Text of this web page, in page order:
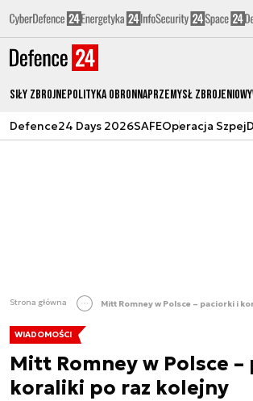
Siły zbrojnePolityka obronnaPrzemysł Zbrojeniowy
Defence24 Days 2026SAFEOperacja Szpej
Strona główna Mitt Romney w Polsce – paciorki i
WIADOMOŚCI
Mitt Romney w Polsce –
koraliki po raz kolejny